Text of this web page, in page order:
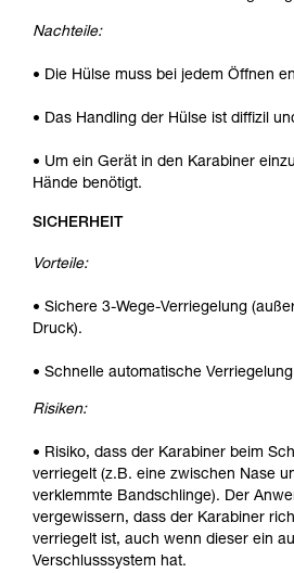
Nachteile:
• Die Hülse muss bei jedem Öffnen
• Das Handling der Hülse ist diffizil
• Um ein Gerät in den Karabiner
Hände benötigt.
SICHERHEIT
Vorteile:
• Sichere 3-Wege-Verriegelung
Druck).
• Schnelle automatische
Risiken:
• Risiko, dass der Karabiner beim
verriegelt (z.B. eine zwischen Nase
verklemmte Bandschlinge). Der
vergewissern, dass der Karabiner
verriegelt ist, auch wenn dieser ein
Verschlusssystem hat.